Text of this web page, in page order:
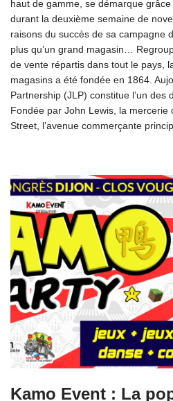
haut de gamme, se démarque
durant la deuxième semaine de
raisons du succès de sa campagne
plus qu’un grand magasin…
de vente répartis dans tout le pays,
magasins a été fondée en 1864.
Partnership (JLP) constitue l’un des
Fondée par John Lewis, la mercerie
Street, l’avenue commerçante
Kamo Event : La